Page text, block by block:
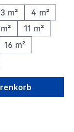
3 m²
4 m²
11 m²
16 m²